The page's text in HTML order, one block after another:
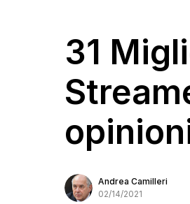
31
Andrea Camilleri
02/14/2021